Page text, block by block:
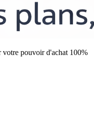
votre pouvoir d'achat 100%